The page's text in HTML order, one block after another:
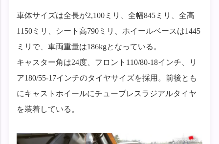
車体サイズは全長が2,100ミリ、全幅845ミリ、全高
1150ミリ、シート高790ミリ、ホイールベースは1445
ミリで、車両重量は186kgとなっている。
キャスター角は24度、フロント110/80-18インチ、リ
ア180/55-17インチのタイヤサイズを採用。前後とも
にキャストホイールにチューブレスラジアルタイヤ
を装着している。